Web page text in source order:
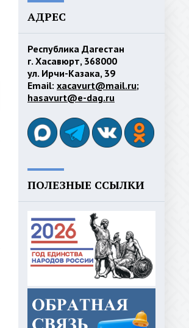
АДРЕС
Республика Дагестан
г. Хасавюрт, 368000
ул. Ирчи-Казака, 39
Email: xacavurt@mail.ru;
hasavurt@e-dag.ru
ПОЛЕЗНЫЕ ССЫЛКИ